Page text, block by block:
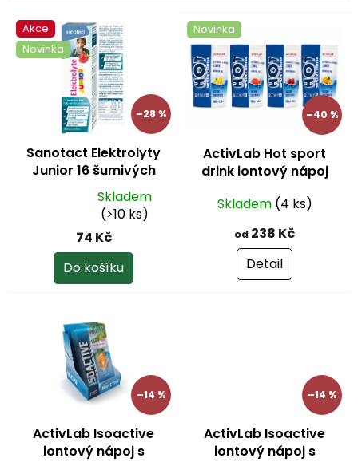
d
u
V
ý
p
Akce
Novinka
–28 %
Sanotact Elektrolyty
Junior 16 šumivých
tablet
hvězdiček.
Skladem
(>10 ks)
74 Kč
Do košíku
Novinka
–40 %
ActivLab Hot sport
drink iontový nápoj
Skladem (4 ks)
od 238 Kč
Detail
–14 %
ActivLab Isoactive
iontový nápoj s
–14 %
ActivLab Isoactive
iontový nápoj s